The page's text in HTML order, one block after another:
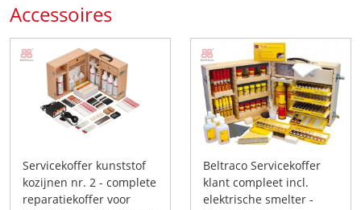
Accessoires
Servicekoffer kunststof
kozijnen nr. 2 - complete
reparatiekoffer voor
Beltraco Servicekoffer
klant compleet incl.
elektrische smelter -